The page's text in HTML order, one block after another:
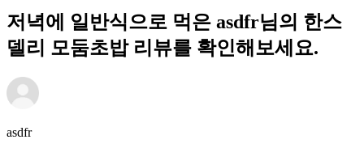
저녁에 일반식으로 먹은 asdfr님의 한스
델리 모둠초밥 리뷰를 확인해보세요.
asdfr